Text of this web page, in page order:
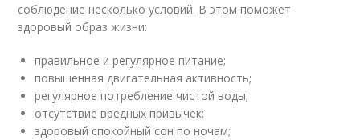
соблюдение несколько условий. В этом поможет
здоровый образ жизни:
правильное и регулярное питание;
повышенная двигательная активность;
регулярное потребление чистой воды;
отсутствие вредных привычек;
здоровый спокойный сон по ночам;